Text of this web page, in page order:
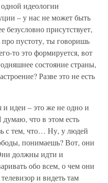
идеологии
– у нас не может быть
безусловно присутствует,
пустоту, ты говоришь
то это формируется, вот
состояние страны,
Разве это не есть
– это же не одно и
что в этом есть
с тем, что… Ну, у людей
понимаешь? Вот, они
должны идти и
обо всем, о чем они
и видеть там